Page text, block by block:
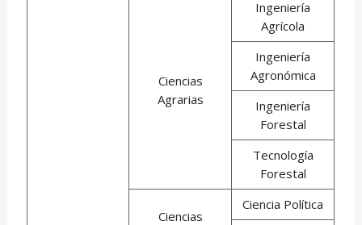
Ciencias
Agrarias
Ingeniería
Agrícola
Ingeniería
Agronómica
Ingeniería
Forestal
Tecnología
Forestal
Ciencias
Ciencia Política